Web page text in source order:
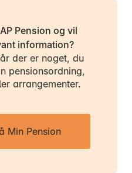
Pension og vil
information?
der er noget, du
pensionsordning,
arrangementer.
Min Pension